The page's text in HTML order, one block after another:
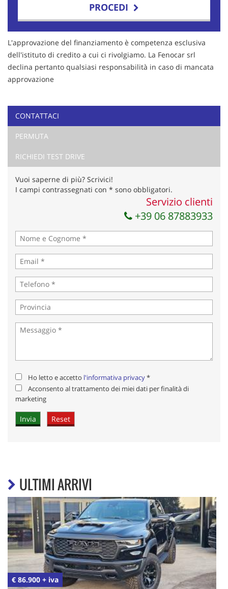
PROCEDI
Contattaci
l'informativa privacy*
marketing
L'approvazione del finanziamento è competenza esclusiva
dell'istituto di credito a cui ci rivolgiamo. La Fenocar srl
declina pertanto qualsiasi responsabilità in caso di mancata
approvazione
CONTATTACI
PERMUTA
RICHIEDI TEST DRIVE
Vuoi saperne di più? Scrivici!
I campi contrassegnati con * sono obbligatori.
Servizio clienti
+39 06 87883933
Ho letto e accetto l'informativa privacy*
Acconsento al trattamento dei miei dati per finalità di
marketing
ULTIMI ARRIVI
€ 86.900 + iva